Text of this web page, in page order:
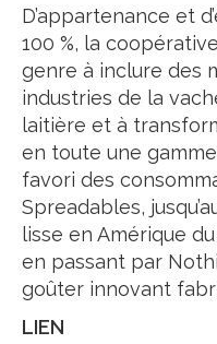
D’appartenance et
100 %, la
genre à inclure des
industries de la
laitière et à
en toute une
favori des
Spreadables,
lisse en Amérique
en passant par
goûter innovant
LIEN